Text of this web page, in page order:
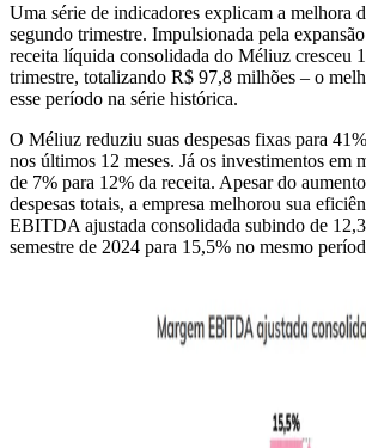
Uma série de indicadores explicam a melhora
segundo trimestre. Impulsionada pela
receita líquida consolidada do Méliuz cresceu
trimestre, totalizando R$ 97,8 milhões – o
esse período na série histórica.
O Méliuz reduziu suas despesas fixas para
nos últimos 12 meses. Já os investimentos em
de 7% para 12% da receita. Apesar do
despesas totais, a empresa melhorou sua
EBITDA ajustada consolidada subindo de
semestre de 2024 para 15,5% no mesmo